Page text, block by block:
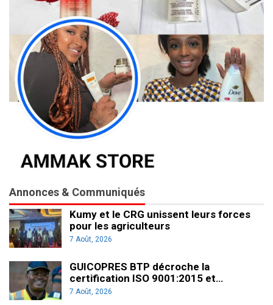
Annonces & Communiqués
Kumy et le CRG unissent leurs forces
pour les agriculteurs
7 Août, 2026
GUICOPRES BTP décroche la
certification ISO 9001:2015 et…
7 Août, 2026